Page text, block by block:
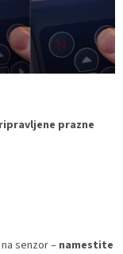
prazne
senzor – namestite